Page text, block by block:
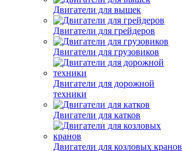
Двигатели для вышек
Двигатели для грейдеров
Двигатели для грузовиков
Двигатели для дорожной
техники
Двигатели для катков
Двигатели для козловых кранов